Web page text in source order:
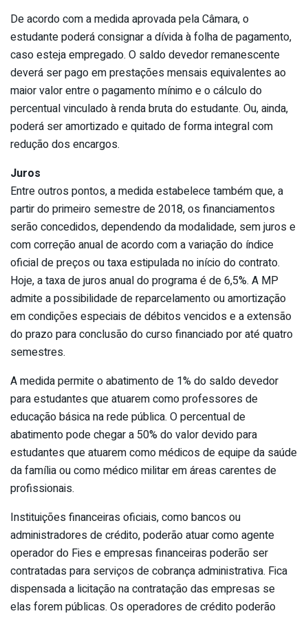
De acordo com a medida aprovada pela Câmara, o
estudante poderá consignar a dívida à folha de pagamento,
caso esteja empregado. O saldo devedor remanescente
deverá ser pago em prestações mensais equivalentes ao
maior valor entre o pagamento mínimo e o cálculo do
percentual vinculado à renda bruta do estudante. Ou, ainda,
poderá ser amortizado e quitado de forma integral com
redução dos encargos.
Juros
Entre outros pontos, a medida estabelece também que, a
partir do primeiro semestre de 2018, os financiamentos
serão concedidos, dependendo da modalidade, sem juros e
com correção anual de acordo com a variação do índice
oficial de preços ou taxa estipulada no início do contrato.
Hoje, a taxa de juros anual do programa é de 6,5%. A MP
admite a possibilidade de reparcelamento ou amortização
em condições especiais de débitos vencidos e a extensão
do prazo para conclusão do curso financiado por até quatro
semestres.
A medida permite o abatimento de 1% do saldo devedor
para estudantes que atuarem como professores de
educação básica na rede pública. O percentual de
abatimento pode chegar a 50% do valor devido para
estudantes que atuarem como médicos de equipe da saúde
da família ou como médico militar em áreas carentes de
profissionais.
Instituições financeiras oficiais, como bancos ou
administradores de crédito, poderão atuar como agente
operador do Fies e empresas financeiras poderão ser
contratadas para serviços de cobrança administrativa. Fica
dispensada a licitação na contratação das empresas se
elas forem públicas. Os operadores de crédito poderão